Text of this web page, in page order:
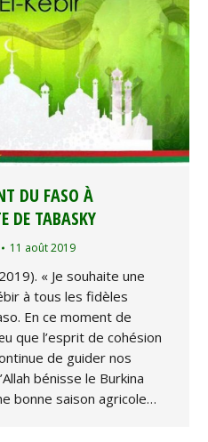
DU FASO À
DE TABASKY
11 août 2019
« Je souhaite une
à tous les fidèles
En ce moment de
que l’esprit de cohésion
de guider nos
bénisse le Burkina
bonne saison agricole…